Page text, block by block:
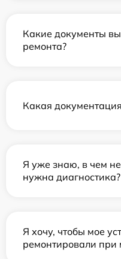
Какие документы
ремонта?
Какая
Я уже знаю, в чем
нужна диагностика?
Я хочу, чтобы мое
ремонтировали при